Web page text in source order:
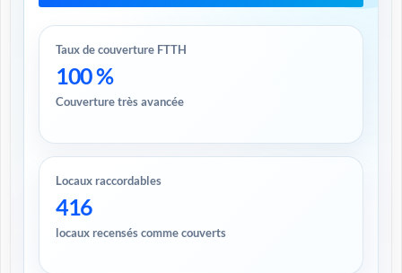
Taux de couverture FTTH
100 %
Couverture très avancée
Locaux raccordables
416
locaux recensés comme couverts